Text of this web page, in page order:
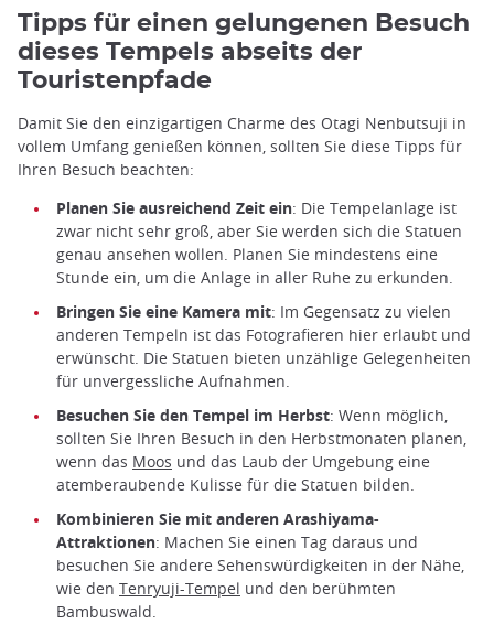
Tipps für einen gelungenen Besuch
dieses Tempels abseits der
Touristenpfade
Damit Sie den einzigartigen Charme des Otagi Nenbutsuji in
vollem Umfang genießen können, sollten Sie diese Tipps für
Ihren Besuch beachten:
Planen Sie ausreichend Zeit ein: Die Tempelanlage ist
zwar nicht sehr groß, aber Sie werden sich die Statuen
genau ansehen wollen. Planen Sie mindestens eine
Stunde ein, um die Anlage in aller Ruhe zu erkunden.
Bringen Sie eine Kamera mit: Im Gegensatz zu vielen
anderen Tempeln ist das Fotografieren hier erlaubt und
erwünscht. Die Statuen bieten unzählige Gelegenheiten
für unvergessliche Aufnahmen.
Besuchen Sie den Tempel im Herbst: Wenn möglich,
sollten Sie Ihren Besuch in den Herbstmonaten planen,
wenn das Moos und das Laub der Umgebung eine
atemberaubende Kulisse für die Statuen bilden.
Kombinieren Sie mit anderen Arashiyama-
Attraktionen: Machen Sie einen Tag daraus und
besuchen Sie andere Sehenswürdigkeiten in der Nähe,
wie den Tenryuji-Tempel und den berühmten
Bambuswald.